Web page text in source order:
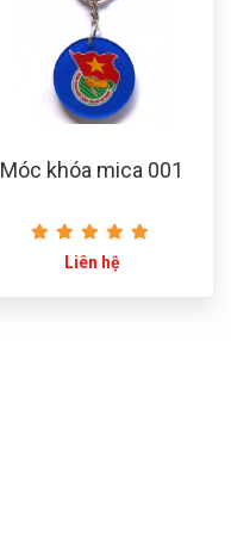
Móc khóa mica 001
Liên hệ